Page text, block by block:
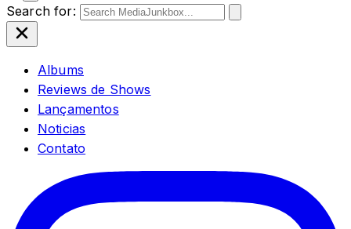
Search for:
Albums
Reviews de Shows
Lançamentos
Noticias
Contato